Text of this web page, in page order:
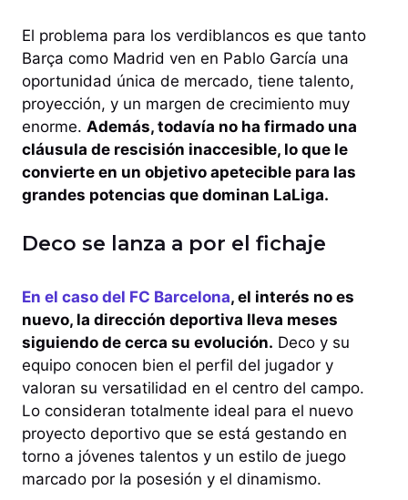
El problema para los verdiblancos es que tanto
Barça como Madrid ven en Pablo García una
oportunidad única de mercado, tiene talento,
proyección, y un margen de crecimiento muy
enorme. Además, todavía no ha firmado una
cláusula de rescisión inaccesible, lo que le
convierte en un objetivo apetecible para las
grandes potencias que dominan LaLiga.
Deco se lanza a por el fichaje
En el caso del FC Barcelona, el interés no es
nuevo, la dirección deportiva lleva meses
siguiendo de cerca su evolución. Deco y su
equipo conocen bien el perfil del jugador y
valoran su versatilidad en el centro del campo.
Lo consideran totalmente ideal para el nuevo
proyecto deportivo que se está gestando en
torno a jóvenes talentos y un estilo de juego
marcado por la posesión y el dinamismo.